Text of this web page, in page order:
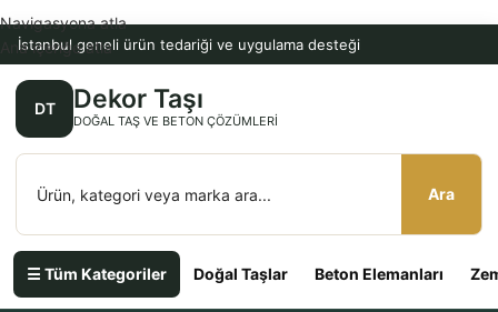
İstanbul geneli ürün tedariği ve uygulama desteği
DT Dekor Taşı
DOĞAL TAŞ VE BETON ÇÖZÜMLERI
Ara
☰ Tüm Kategoriler Doğal Taşlar Beton Elemanları
Navigasyona atla
Ana içeriğe atla